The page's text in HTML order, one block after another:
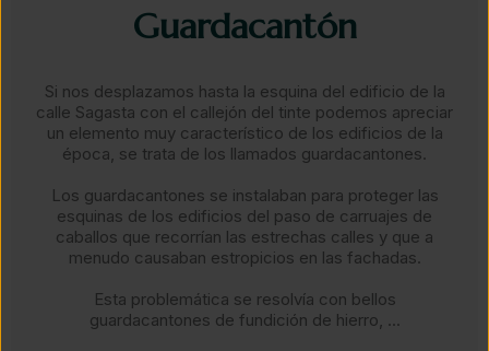
Guardacantón​
Si nos desplazamos hasta la esquina del edificio de la
calle Sagasta con el callejón del tinte podemos apreciar
un elemento muy característico de los edificios de la
época, se trata de los llamados guardacantones.​​
Los guardacantones se instalaban para proteger las
esquinas de los edificios del paso de carruajes de
caballos que recorrían las estrechas calles y que a
menudo causaban estropicios en las fachadas.
Esta problemática se resolvía con bellos
guardacantones de fundición de hierro, ...